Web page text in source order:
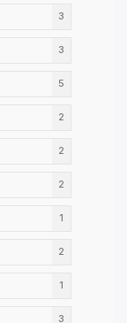
3
3
5
2
2
2
1
2
1
3